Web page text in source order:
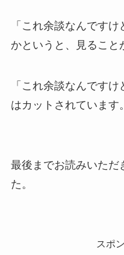
「これ余談なんです
かというと、見ること
「これ余談なんです
はカットされています。
最後までお読みいただ
た。
スポ